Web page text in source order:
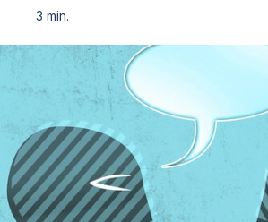
3 min.